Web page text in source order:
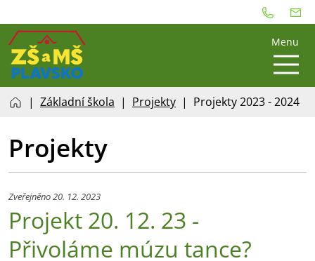
Menu
Základní škola Projekty Projekty 2023 - 2024
Projekty
Zveřejněno 20. 12. 2023
Projekt 20. 12. 23 -
Přivoláme múzu tance?